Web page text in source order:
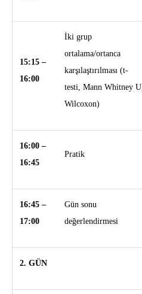
15:15 –
16:00
İki grup
ortalama/ortanca
karşılaştırılması (t-
testi, Mann Whitney U,
Wilcoxon)
16:00 –
16:45
Pratik
16:45 –
17:00
Gün sonu
değerlendirmesi
2. GÜN